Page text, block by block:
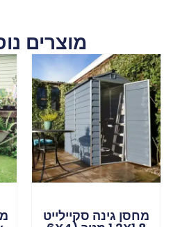
מוצרים
מחסן גינה סקיילייט